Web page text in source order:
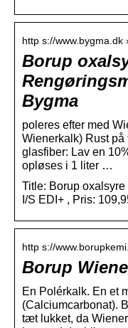
http s://www.bygma.dk
Borup
Bygma
poleres efter med
Wienerkalk) Rust på
glasfiber: Lav en
opløses i 1 liter …
Title: Borup oxalsyre
I/S EDI+ , Pris:
http s://
Borup
En Polérkalk. En et
(Calciumcarbonat).
tæt lukket, da